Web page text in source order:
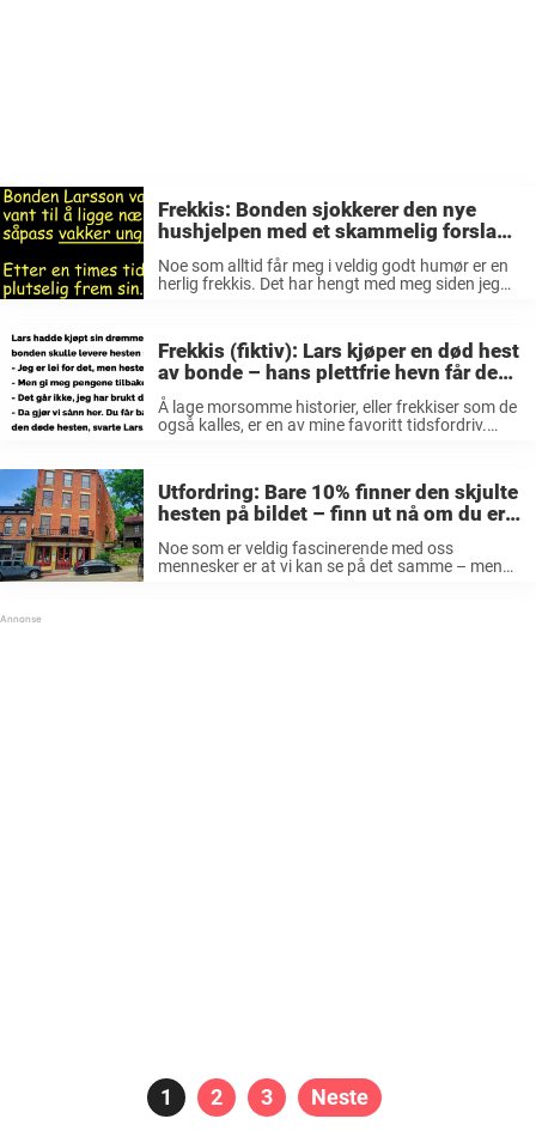
Frekkis: Bonden sjokkerer den nye
hushjelpen med et skammelig forslag
– men se nå den geniale kontringen!
Noe som alltid får meg i veldig godt humør er en
herlig frekkis. Det har hengt med meg siden jeg
Frekkis (fiktiv): Lars kjøper en død hest
av bonde – hans plettfrie hevn får den
gamle tyven til å gråte
Å lage morsomme historier, eller frekkiser som de
også kalles, er en av mine favoritt tidsfordriv.
Utfordring: Bare 10% finner den skjulte
hesten på bildet – finn ut nå om du er
Noe som er veldig fascinerende med oss
mennesker er at vi kan se på det samme – men
Posts
Side
1 Side
2 Side
3 Neste